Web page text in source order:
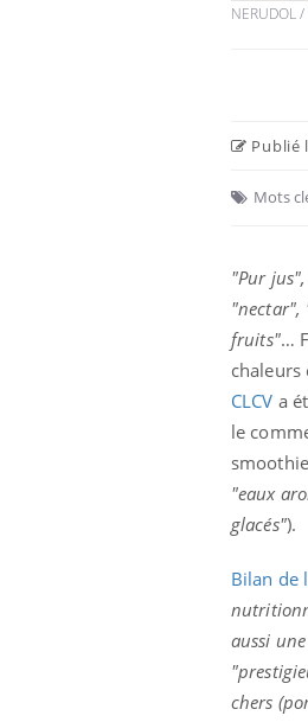
NERUDOL /
Publié
Mots
"Pur jus",
"nectar",
fruits"…
chaleurs
CLCV a
le
"eaux
glacés").
Bilan de
aussi
chers